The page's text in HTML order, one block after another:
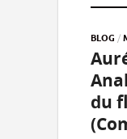
BLOG /
du